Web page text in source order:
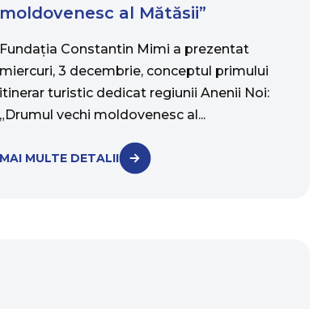
moldovenesc al Mătăsii”
Fundația Constantin Mimi a prezentat
miercuri, 3 decembrie, conceptul primului
itinerar turistic dedicat regiunii Anenii Noi:
„Drumul vechi moldovenesc al...
MAI MULTE DETALII